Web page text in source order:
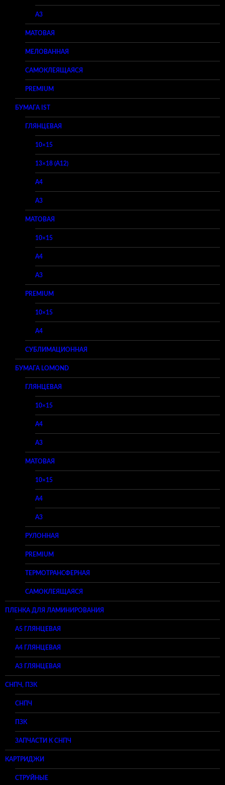
A3
МАТОВАЯ
МЕЛОВАННАЯ
САМОКЛЕЯЩАЯСЯ
PREMIUM
БУМАГА IST
ГЛЯНЦЕВАЯ
10×15
13×18 (A12)
A4
A3
МАТОВАЯ
10×15
A4
A3
PREMIUM
10×15
A4
СУБЛИМАЦИОННАЯ
БУМАГА LOMOND
ГЛЯНЦЕВАЯ
10×15
A4
A3
МАТОВАЯ
10×15
A4
A3
РУЛОННАЯ
PREMIUM
ТЕРМОТРАНСФЕРНАЯ
САМОКЛЕЯЩАЯСЯ
ПЛЕНКА ДЛЯ ЛАМИНИРОВАНИЯ
A5 ГЛЯНЦЕВАЯ
А4 ГЛЯНЦЕВАЯ
A3 ГЛЯНЦЕВАЯ
СНПЧ, ПЗК
СНПЧ
ПЗК
ЗАПЧАСТИ К СНПЧ
КАРТРИДЖИ
СТРУЙНЫЕ